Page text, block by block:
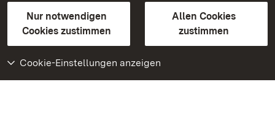
Nur notwendigen
Cookies zustimmen
Allen Cookies
zustimmen
Cookie-Einstellungen anzeigen
GebärdenspracheLeichte Sprache
Erklärung zur Barrierefreiheit
BITV-konform (geprüfte Seiten)
Weiteres